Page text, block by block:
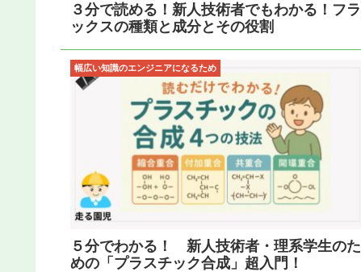
３分で読める！新人技術者でもわかる！フラ
ックスの種類と成分とその役割
幅広い知識のエンジニアになるため
５分でわかる！ 新人技術者・理系学生のた
めの「プラスチック合成」超入門！